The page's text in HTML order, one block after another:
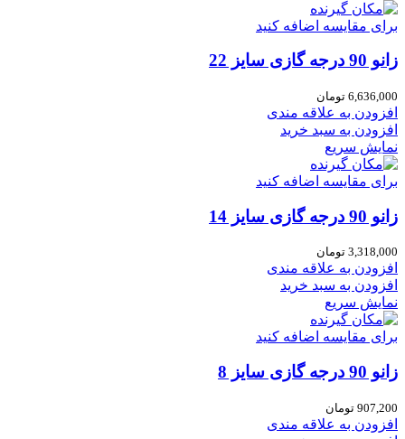
برای مقایسه اضافه کنید
زانو 90 درجه گازی سایز 22
6,636,000 تومان
افزودن به علاقه مندی
افزودن به سبد خرید
نمایش سریع
برای مقایسه اضافه کنید
زانو 90 درجه گازی سایز 14
3,318,000 تومان
افزودن به علاقه مندی
افزودن به سبد خرید
نمایش سریع
برای مقایسه اضافه کنید
زانو 90 درجه گازی سایز 8
907,200 تومان
افزودن به علاقه مندی